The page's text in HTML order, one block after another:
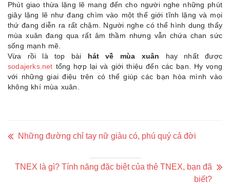
Phút giao thừa lặng lẽ mang đến cho người nghe những phút
giây lặng lẽ như đang chìm vào một thế giới tĩnh lặng và mọi
thứ đang diễn ra rất chậm. Người nghe có thể hình dung thấy
mùa xuân đang qua rất âm thầm nhưng vẫn chứa chan sức
sống mạnh mẽ.
Vừa rồi là top bài hát về mùa xuân hay nhất được
sodajerks.net tổng hợp lại và giới thiệu đến các bạn. Hy vọng
với những giai điệu trên có thể giúp các bạn hòa mình vào
không khí mùa xuân.
Những đường chỉ tay nữ giàu có, phú quý cả đời
TNEX là gì? Tính năng đặc biệt của thẻ TNEX, bạn đã
biết?